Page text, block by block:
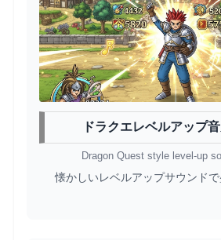
ドラクエレベルアップ
Dragon Quest style level-up
懐かしいレベルアップサウンドで